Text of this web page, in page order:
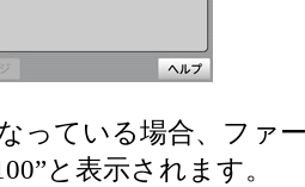
っている場合、ファ
と表示されます。